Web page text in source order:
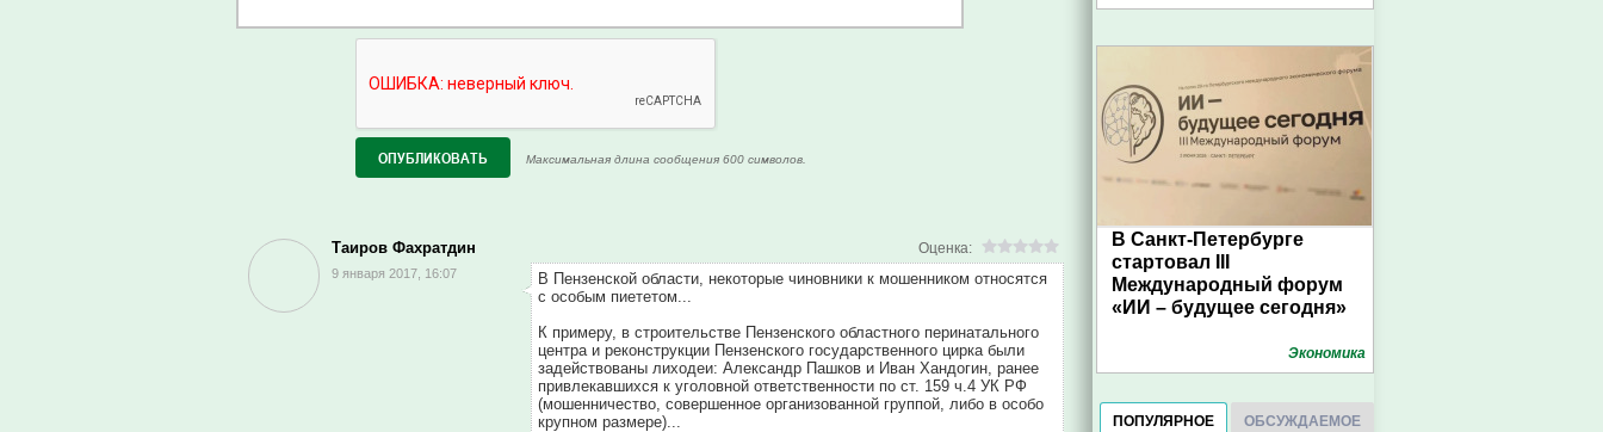
Максимальная длина сообщения 600 символов.
Таиров Фахратдин
9 января 2017, 16:07
Оценка:
В Пензенской области, некоторые чиновники к мошенником относятся
с особым пиететом...
К примеру, в строительстве Пензенского областного перинатального
центра и реконструкции Пензенского государственного цирка были
задействованы лиходеи: Александр Пашков и Иван Хандогин, ранее
привлекавшихся к уголовной ответственности по ст. 159 ч.4 УК РФ
(мошенничество, совершенное организованной группой, либо в особо
крупном размере)...
В Санкт-Петербурге
стартовал III
Международный форум
«ИИ – будущее сегодня»
Экономика
ПОПУЛЯРНОЕ ОБСУЖДАЕМОЕ